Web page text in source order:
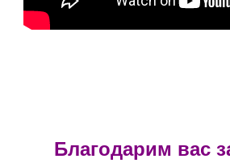
Благодарим вас